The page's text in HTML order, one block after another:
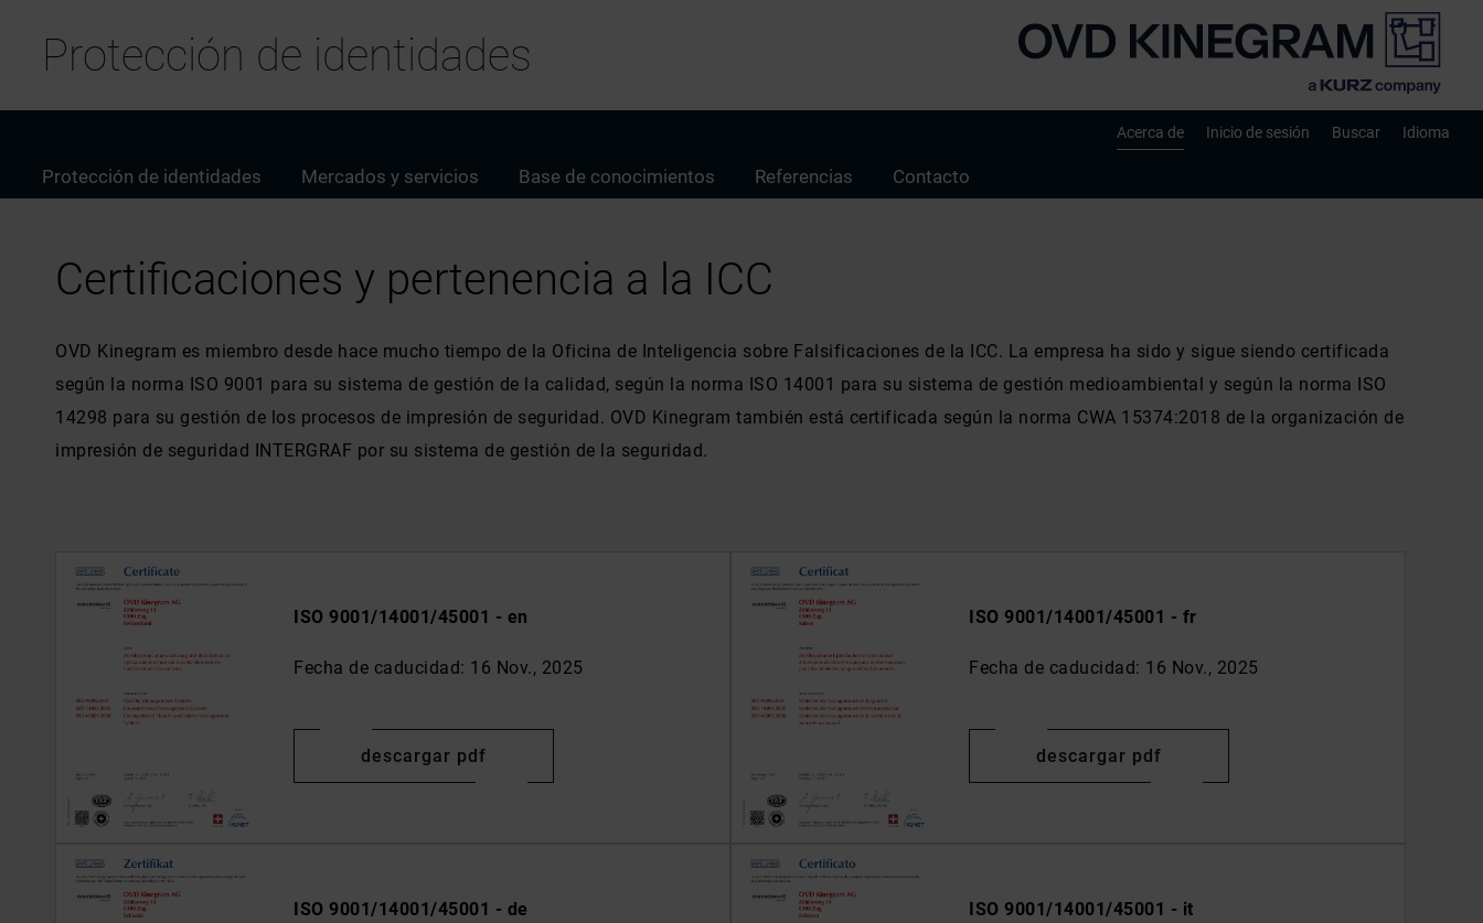
Protección de identidades
Protección de identidades Mercados y servicios Base de conocimientos Referencias Contacto
Acerca de Inicio de sesión Buscar Idioma
Certificaciones y pertenencia a la ICC
OVD Kinegram es miembro desde hace mucho tiempo de la Oficina de Inteligencia sobre Falsificaciones de la ICC. La empresa ha sido y sigue siendo certificada
según la norma ISO 9001 para su sistema de gestión de la calidad, según la norma ISO 14001 para su sistema de gestión medioambiental y según la norma ISO
14298 para su gestión de los procesos de impresión de seguridad. OVD Kinegram también está certificada según la norma CWA 15374:2018 de la organización de
impresión de seguridad INTERGRAF por su sistema de gestión de la seguridad.
ISO 9001/14001/45001 - en
Fecha de caducidad: 16 Nov., 2025
descargar pdf
ISO 9001/14001/45001 - fr
Fecha de caducidad: 16 Nov., 2025
descargar pdf
ISO 9001/14001/45001 - de ISO 9001/14001/45001 - it